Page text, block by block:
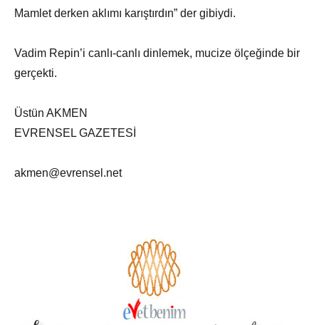
Mamlet derken aklımı karıştırdın” der gibiydi.
Vadim Repin’i canlı-canlı dinlemek, mucize ölçeğinde bir
gerçekti.
Üstün AKMEN
EVRENSEL GAZETESİ
akmen@evrensel.net